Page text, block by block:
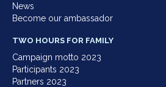
News
Become our ambassador
TWO HOURS FOR FAMILY
Campaign motto 2023
Participants 2023
Partners 2023